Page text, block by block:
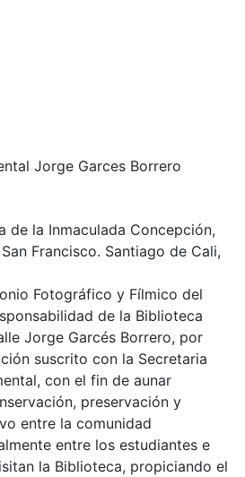
Jorge Garces Borrero
de la Inmaculada Concepción,
Francisco. Santiago de Cali,
Fotográfico y Fílmico del
de la Biblioteca
Jorge Garcés Borrero, por
suscrito con la Secretaria
con el fin de aunar
preservación y
entre la comunidad
entre los estudiantes e
la Biblioteca, propiciando el